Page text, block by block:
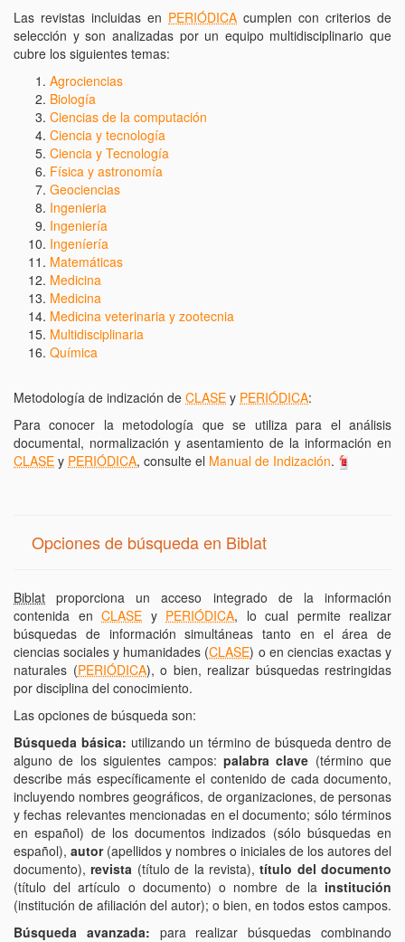
Las revistas incluidas en PERIÓDICA cumplen con criterios de
selección y son analizadas por un equipo multidisciplinario que
cubre los siguientes temas:
Agrociencias
Biología
Ciencias de la computación
Ciencia y tecnología
Ciencia y Tecnología
Física y astronomía
Geociencias
Ingenieria
Ingeniería
Ingeníería
Matemáticas
Medicina
Medicina
Medicina veterinaria y zootecnia
Multidisciplinaria
Química
Metodología de indización de CLASE y PERIÓDICA:
Para conocer la metodología que se utiliza para el análisis
documental, normalización y asentamiento de la información en
CLASE y PERIÓDICA, consulte el Manual de Indización.
Opciones de búsqueda en Biblat
Biblat proporciona un acceso integrado de la información
contenida en CLASE y PERIÓDICA, lo cual permite realizar
búsquedas de información simultáneas tanto en el área de
ciencias sociales y humanidades (CLASE) o en ciencias exactas y
naturales (PERIÓDICA), o bien, realizar búsquedas restringidas
por disciplina del conocimiento.
Las opciones de búsqueda son:
Búsqueda básica: utilizando un término de búsqueda dentro de
alguno de los siguientes campos: palabra clave (término que
describe más específicamente el contenido de cada documento,
incluyendo nombres geográficos, de organizaciones, de personas
y fechas relevantes mencionadas en el documento; sólo términos
en español) de los documentos indizados (sólo búsquedas en
español), autor(apellidos y nombres o iniciales de los autores del
documento), revista (título de la revista), título del documento
(título del artículo o documento) o nombre de lainstitución
(institución de afiliación del autor); o bien, en todos estos campos.
Búsqueda avanzada: para realizar búsquedas combinando